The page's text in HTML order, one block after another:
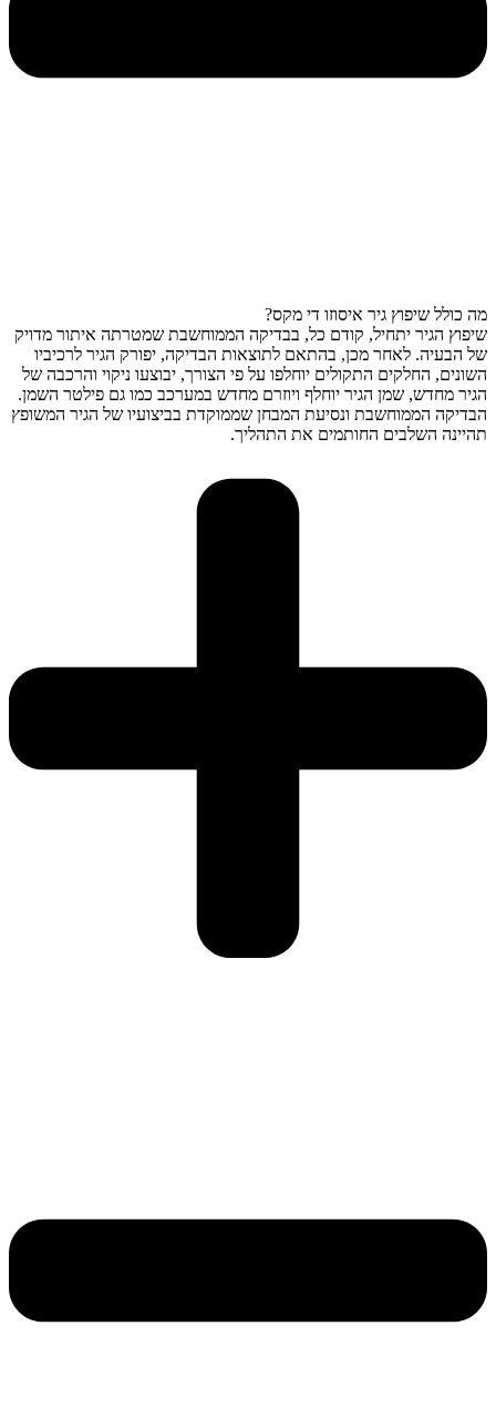
מה כולל שיפוץ גיר איסוזו די מקס?
שיפוץ הגיר יתחיל, קודם כל, בבדיקה הממוחשבת שמטרתה איתור מדויק
של הבעיה. לאחר מכן, בהתאם לתוצאות הבדיקה, יפורק הגיר לרכיביו
השונים, החלקים התקולים יוחלפו על פי הצורך, יבוצעו ניקוי והרכבה של
הגיר מחדש, שמן הגיר יוחלף ויוזרם מחדש במערכב כמו גם פילטר השמן.
הבדיקה הממוחשבת ונסיעת המבחן שממוקדת בביצועיו של הגיר המשופץ
תהיינה השלבים החותמים את התהליך.